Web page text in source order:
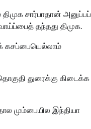
சார்பாதான் அனுப்பப்
தந்தது திமுக.
கசப்பையெல்லாம்
துரைக்கு கிடைக்க
மும்பையில இந்தியா